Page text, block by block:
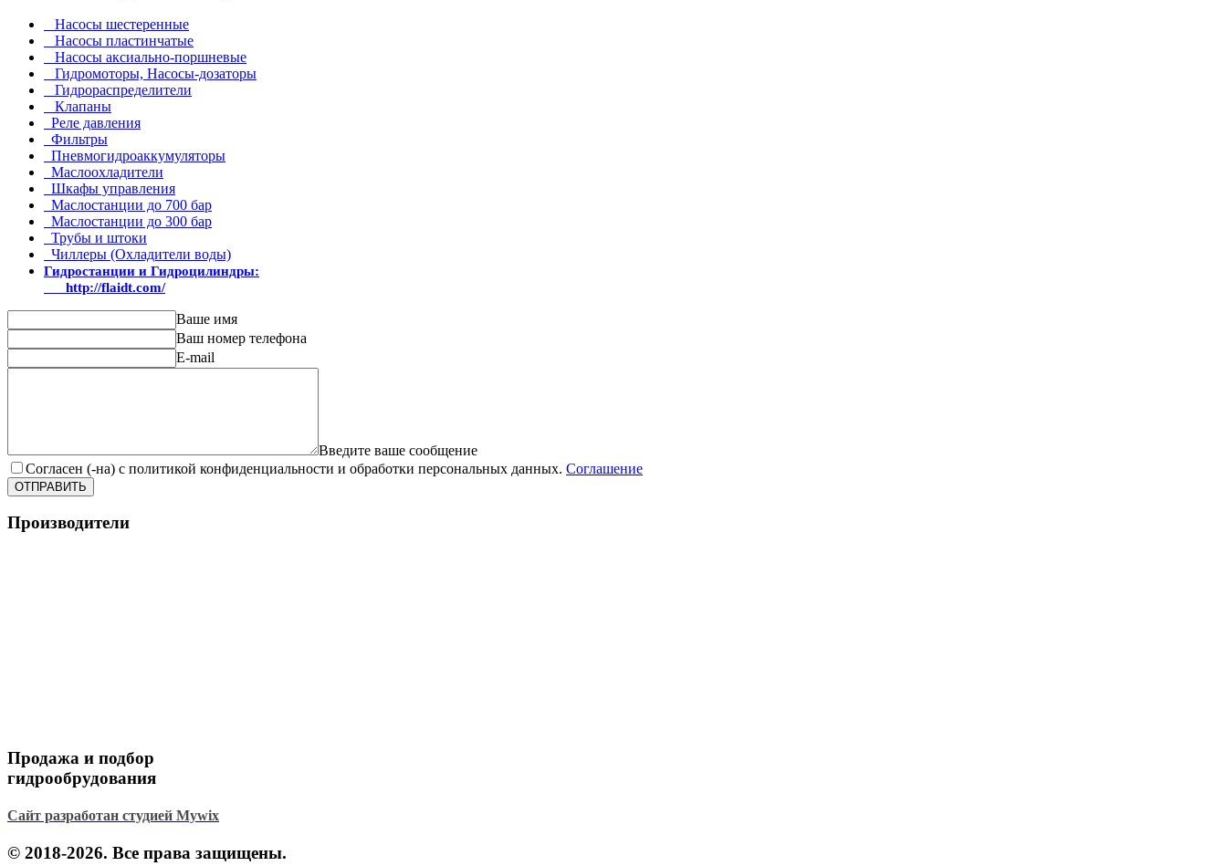
Насосы шестеренные
Насосы пластинчатые
Насосы аксиально-поршневые
Гидромоторы, Насосы-дозаторы
Гидрораспределители
Клапаны
Реле давления
Фильтры
Пневмогидроаккумуляторы
Маслоохладители
Шкафы управления
Маслостанции до 700 бар
Маслостанции до 300 бар
Трубы и штоки
Чиллеры (Охладители воды)
Гидростанции и Гидроцилиндры:
http://flaidt.com/
Ваше имя
Ваш номер телефона
E-mail
Введите ваше сообщение
Согласен (-на) с политикой конфиденциальности и обработки персональных данных. Соглашение
ОТПРАВИТЬ
Производители
Продажа и подбор
гидрообрудования
Сайт разработан студией Mywix
© 2018-2026. Все права защищены.